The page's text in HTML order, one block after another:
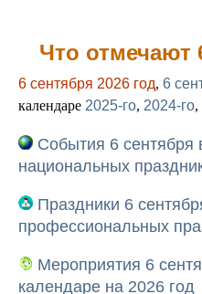
Что отмечают
6 сентября 2026 год, 6
календаре 2025-го, 2024-го,
События 6 сентября
национальных
Праздники 6
профессиональных
Мероприятия 6
календаре на 2026 год